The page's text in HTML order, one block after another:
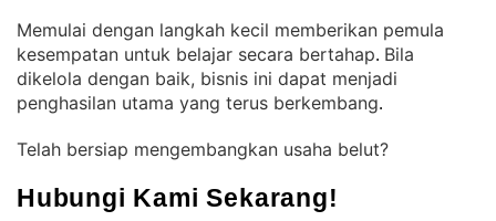
Memulai dengan langkah kecil memberikan pemula
kesempatan untuk belajar secara bertahap. Bila
dikelola dengan baik, bisnis ini dapat menjadi
penghasilan utama yang terus berkembang.
Telah bersiap mengembangkan usaha belut?
Hubungi Kami Sekarang!